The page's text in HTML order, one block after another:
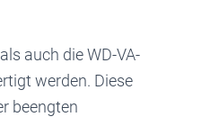
auch die WD-VA-
werden. Diese
beengten